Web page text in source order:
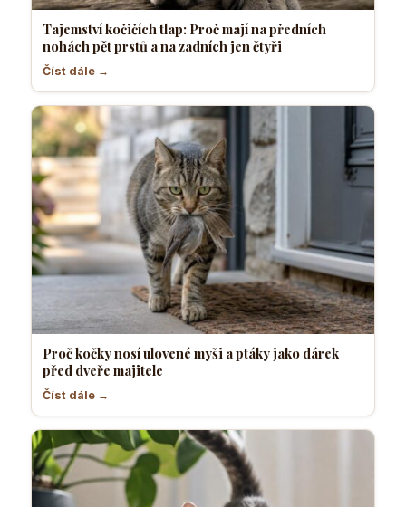
Tajemství kočičích tlap: Proč mají na předních
nohách pět prstů a na zadních jen čtyři
Číst dále →
Proč kočky nosí ulovené myši a ptáky jako dárek
před dveře majitele
Číst dále →